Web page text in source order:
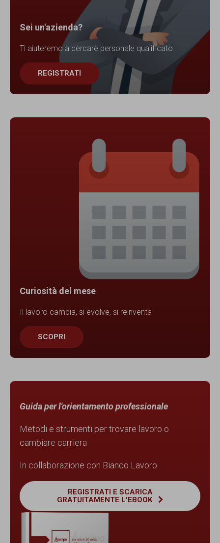
Sei un'azienda?
Ti aiuteremo a cercare personale qualificato
REGISTRATI
Curiosità del mese
Il lavoro cambia, si evolve, si reinventa
SCOPRI
Guida per l'orientamento professionale
Metodi e strumenti per trovare lavoro o
cambiare carriera
In collaborazione con Bianco Lavoro
REGISTRATI E SCARICA
GRATUITAMENTE L'EBOOK